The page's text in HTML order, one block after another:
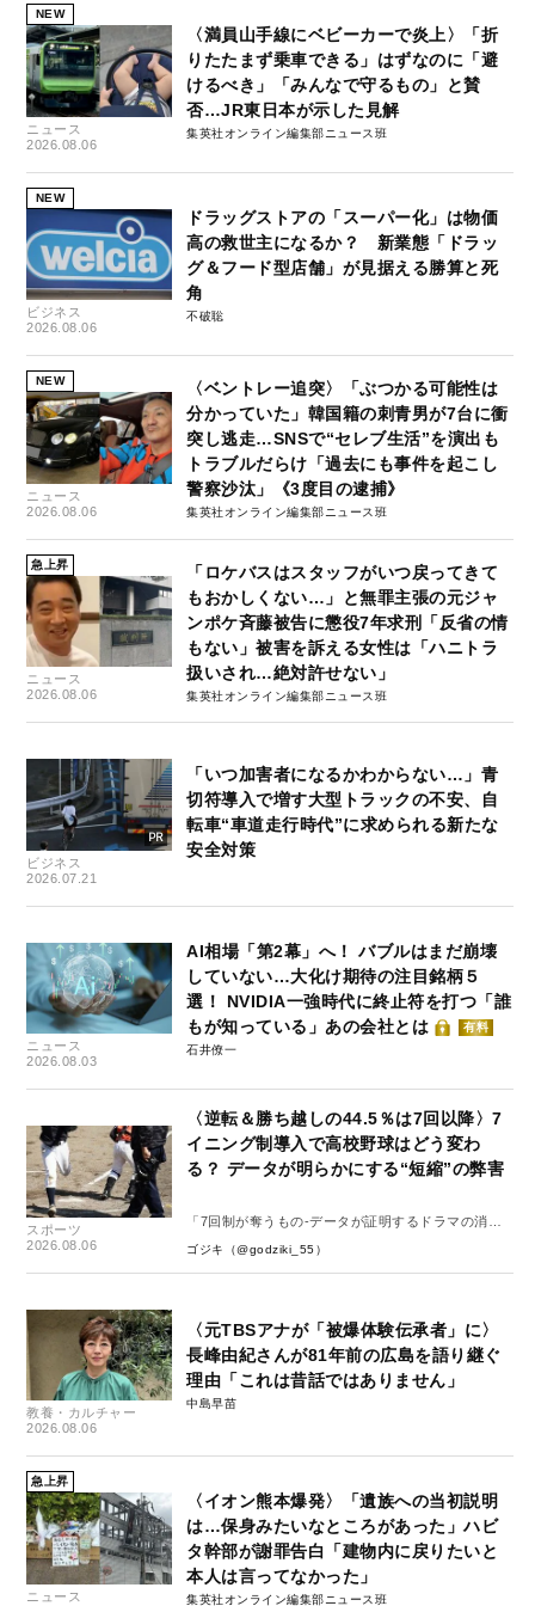
NEW
ニュース
2026.08.06
〈満員山手線にベビーカーで炎上〉「折
りたたまず乗車できる」はずなのに「避
けるべき」「みんなで守るもの」と賛
否…JR東日本が示した見解
集英社オンライン編集部ニュース班
NEW
ビジネス
2026.08.06
ドラッグストアの「スーパー化」は物価
高の救世主になるか？ 新業態「ドラッ
グ＆フード型店舗」が見据える勝算と死
角
不破聡
NEW
ニュース
2026.08.06
〈ベントレー追突〉「ぶつかる可能性は
分かっていた」韓国籍の刺青男が7台に衝
突し逃走…SNSで“セレブ生活”を演出も
トラブルだらけ「過去にも事件を起こし
警察沙汰」《3度目の逮捕》
集英社オンライン編集部ニュース班
急上昇
ニュース
2026.08.06
「ロケバスはスタッフがいつ戻ってきて
もおかしくない…」と無罪主張の元ジャ
ンポケ斉藤被告に懲役7年求刑「反省の情
もない」被害を訴える女性は「ハニトラ
扱いされ…絶対許せない」
集英社オンライン編集部ニュース班
ビジネス
2026.07.21
「いつ加害者になるかわからない…」青
切符導入で増す大型トラックの不安、自
転車“車道走行時代”に求められる新たな
安全対策
ニュース
2026.08.03
AI相場「第2幕」へ！ バブルはまだ崩壊
していない…大化け期待の注目銘柄５
選！ NVIDIA一強時代に終止符を打つ「誰
もが知っている」あの会社とは
有料
石井僚一
スポーツ
2026.08.06
〈逆転＆勝ち越しの44.5％は7回以降〉7
イニング制導入で高校野球はどう変わ
る？ データが明らかにする“短縮”の弊害
「7回制が奪うもの-データが証明するドラマの消
失-」
ゴジキ（@godziki_55）
教養・カルチャー
2026.08.06
〈元TBSアナが「被爆体験伝承者」に〉
長峰由紀さんが81年前の広島を語り継ぐ
理由「これは昔話ではありません」
中島早苗
急上昇
ニュース
〈イオン熊本爆発〉「遺族への当初説明
は…保身みたいなところがあった」ハビ
タ幹部が謝罪告白「建物内に戻りたいと
本人は言ってなかった」
集英社オンライン編集部ニュース班